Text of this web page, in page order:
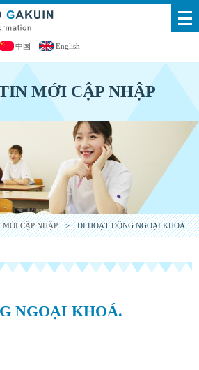
中国 English
MỚI CẬP NHẬP
MỚI CẬP NHẬP> ĐI HOẠT ĐỘNG NGOẠI KHOÁ.
NGOẠI KHOÁ.